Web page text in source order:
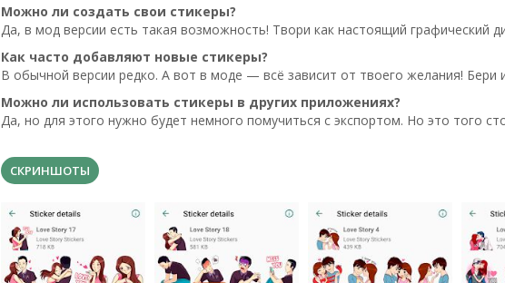
Можно ли создать свои стикеры?
Да, в мод версии есть такая возможность! Твори как настоящий графический
Как часто добавляют новые стикеры?
В обычной версии редко. А вот в моде — всё зависит от твоего желания! Бери
Можно ли использовать стикеры в других приложениях?
Да, но для этого нужно будет немного помучиться с экспортом. Но это того
СКРИНШОТЫ